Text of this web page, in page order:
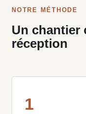
NOTRE MÉTHODE
Un chantier
réception
1